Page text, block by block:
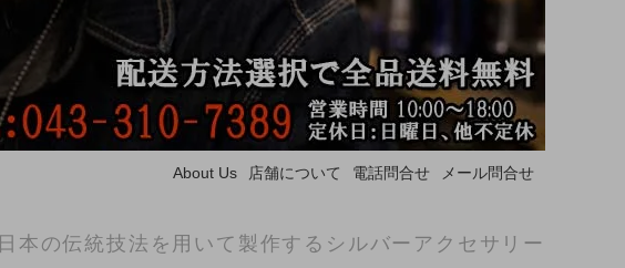
About Us 店舗について 電話問合せ メール問合せ
日本の伝統技法を用いて製作するシルバーアクセサリー